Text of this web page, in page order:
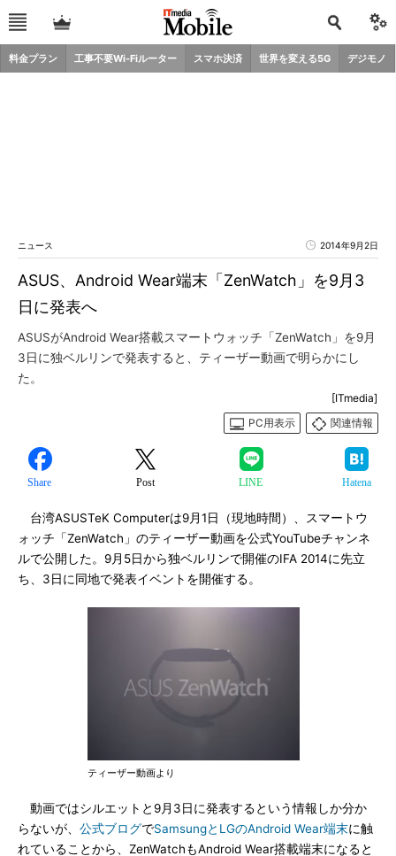
料金プラン 工事不要Wi-Fiルーター スマホ決済 世界を変える5G デジモノ
ニュース 2014年9月2日
ASUS、Android Wear端末「ZenWatch」を9月3
日に発表へ
ASUSがAndroid Wear搭載スマートウォッチ「ZenWatch」を9月
3日に独ベルリンで発表すると、ティーザー動画で明らかにし
た。
[ITmedia]
PC用表示
関連情報
Share Post LINE Hatena
台湾ASUSTeK Computerは9月1日（現地時間）、スマートウ
ォッチ「ZenWatch」のティーザー動画を公式YouTubeチャンネ
ルで公開した。9月5日から独ベルリンで開催のIFA 2014に先立
ち、3日に同地で発表イベントを開催する。
ティーザー動画より
動画ではシルエットと9月3日に発表するという情報しか分か
らないが、 公式ブログでSamsungとLGのAndroid Wear端末に触
れていることから、ZenWatchもAndroid Wear搭載端末になると